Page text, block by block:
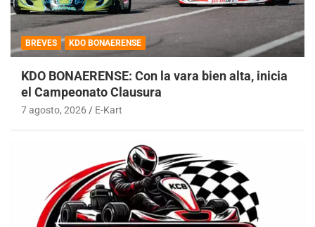
BREVES KDO BONAERENSE
KDO BONAERENSE: Con la vara bien alta, inicia
el Campeonato Clausura
7 agosto, 2026 E-Kart